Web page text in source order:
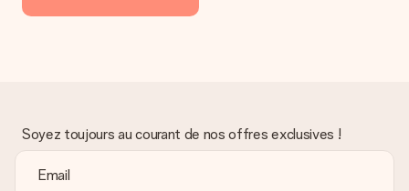
Soyez toujours au courant de nos offres exclusives !